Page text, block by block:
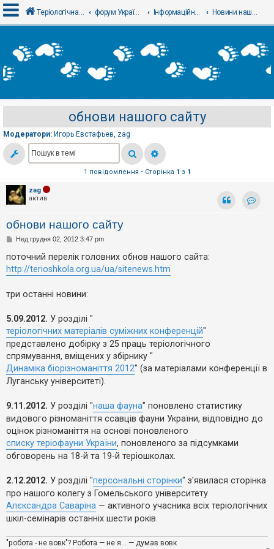
х
і
е
є
т
р
і
я
е
и
б
е
в
і
п
в
і
е
й
А
к
т
и
н
і
м
П
ш
Теріологічна школа форум Українського теріологічного товариства Інформаційний відділ Новини нашого товариства - Новости нашего общества
обнови нашого сайту
Модератори: Игорь Евстафьев, zag
1 повідомлення • Сторінка 1 з 1
zag
актив
обнови нашого сайту
П
в
і
д
о
л
н
Нед грудня 02, 2012 3:47 pm
поточний перелік головних обнов нашого сайта:
http://terioshkola.org.ua/ua/sitenews.htm
три останні новини:
5.09.2012. У розділі "
теріологічних матеріалів суміжних конференцій"
представлено добірку з 25 праць теріологічного
спрямування, вміщених у збірнику "
Динаміка біорізноманіття 2012" (за матеріалами конференції в
Луганську університеті).
9.11.2012. У розділі "наша фауна" поновлено статистику
видового різноманіття ссавців фауни України, відповідно до
оцінок різноманіття на основі поновленого
списку теріофауни України, поновленого за підсумками
обговорень на 18-й та 19-й теріошколах.
2.12.2012. У розділі "персональні сторінки" з'явилася сторінка
про нашого колегу з Гомельського університету
Алєксандра Саваріна — активного учасника всіх теріологічних
шкіл-семінарів останніх шести років.
"робота - не вовк"? Робота — не я... — думав вовк